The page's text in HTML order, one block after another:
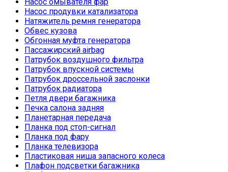
Насос продувки катализатора
Натяжитель ремня генератора
Обвес кузова
Обгонная муфта генератора
Пассажирский airbag
Патрубок воздушного фильтра
Патрубок впускной системы
Патрубок дроссельной заслонки
Патрубок радиатора
Петля двери багажника
Печка салона задняя
Планетарная передача
Планка под стоп-сигнал
Планка под фару
Планка телевизора
Пластиковая ниша запасного колеса
Плафон подсветки багажника